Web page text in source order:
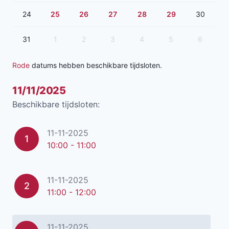
24 25 26 27 28 29 30
31 1 2 3 4 5 6
Rode datums hebben beschikbare tijdsloten.
11/11/2025
Beschikbare tijdsloten:
1
11-11-2025
10:00 - 11:00
2
11-11-2025
11:00 - 12:00
11-11-2025